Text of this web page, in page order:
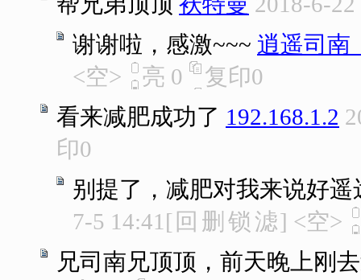
谢谢啦，感激~~~ 逍遥司南
<空>
亮 0 复印0
看来减肥成功了 192.168.1.2
印0
别提了，减肥对我来说好遥
7-5 14:41 [ 回 删 锁 滤] <空>
兄司南兄顶顶，前天晚上刚